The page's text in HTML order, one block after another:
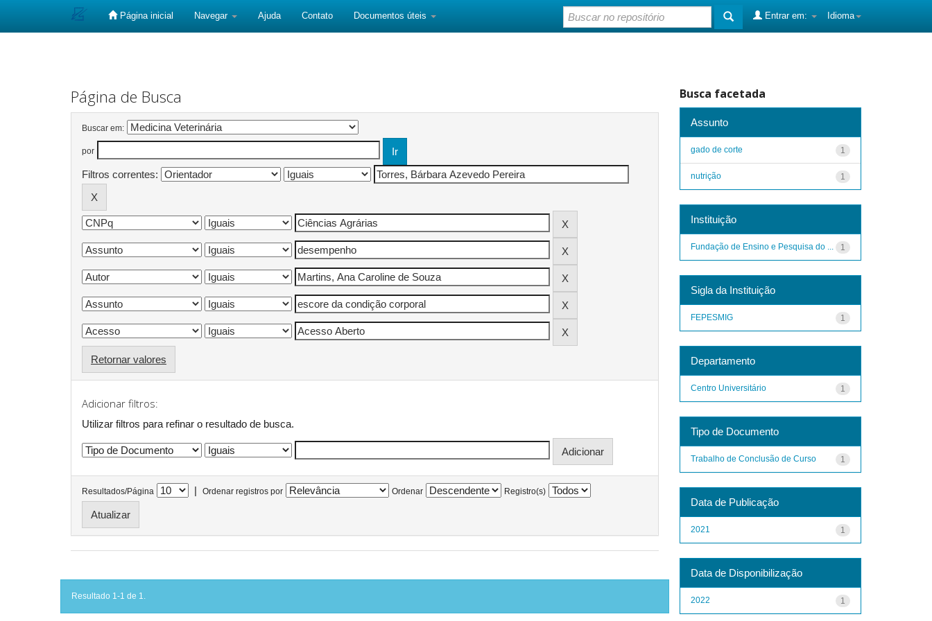
Página inicial Navegar Ajuda Contato Documentos úteis Idioma
Entrar em:
Página de Busca
Buscar em:
por
Filtros correntes:
Retornar valores
Adicionar filtros:
Utilizar filtros para refinar o resultado de busca.
Resultados/Página | Ordenar registros por Ordenar Registro(s)
Resultado 1-1 de 1.
Busca facetada
Assunto
1
gado de corte
1
nutrição
Instituição
1
Fundação de Ensino e Pesquisa do ...
Sigla da Instituição
1
FEPESMIG
Departamento
1
Centro Universitário
Tipo de Documento
1
Trabalho de Conclusão de Curso
Data de Publicação
1
2021
Data de Disponibilização
1
2022